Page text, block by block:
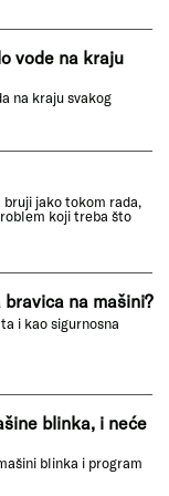
vode na kraju
na kraju svakog
bruji jako tokom rada,
koji treba što
na mašini?
i kao sigurnosna
blinka, i neće
blinka i program